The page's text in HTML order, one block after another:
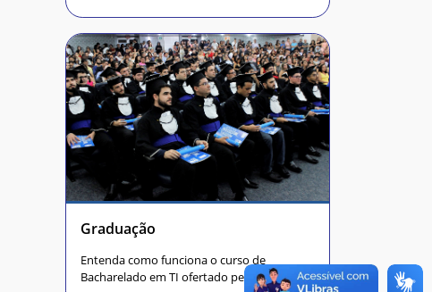
Graduação
Entenda como funciona o curso de
Bacharelado em TI ofertado pelo Instituto